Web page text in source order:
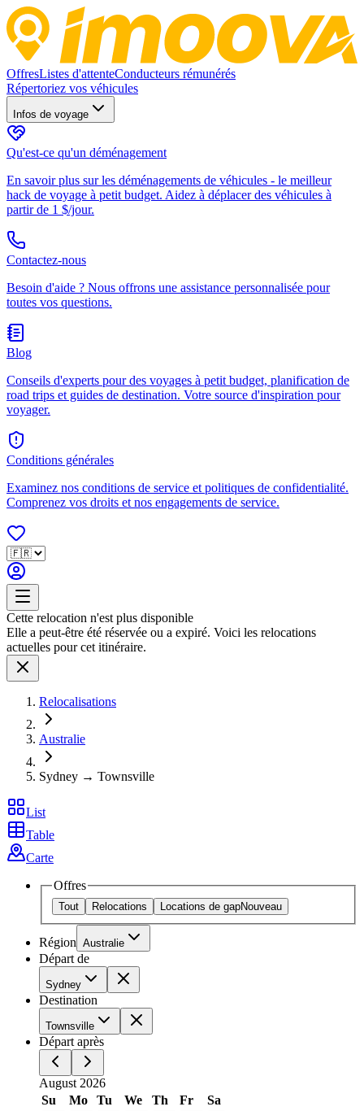
OffresListes d'attenteConducteurs rémunérés
Répertoriez vos véhicules
Infos de voyage
Qu'est-ce qu'un déménagement
En savoir plus sur les déménagements de véhicules - le meilleur
hack de voyage à petit budget. Aidez à déplacer des véhicules à
partir de 1 $/jour.
Contactez-nous
Besoin d'aide ? Nous offrons une assistance personnalisée pour
toutes vos questions.
Blog
Conseils d'experts pour des voyages à petit budget, planification de
road trips et guides de destination. Votre source d'inspiration pour
voyager.
Conditions générales
Examinez nos conditions de service et politiques de confidentialité.
Comprenez vos droits et nos engagements de service.
Cette relocation n'est plus disponible
Elle a peut-être été réservée ou a expiré. Voici les relocations
actuelles pour cet itinéraire.
Relocalisations
Australie
Sydney → Townsville
List
Table
Carte
Offres
Tout Relocations Locations de gapNouveau
Région Australie
Départ de
Sydney
Destination
Townsville
Départ après
August 2026
Su
Mo Tu We Th Fr Sa